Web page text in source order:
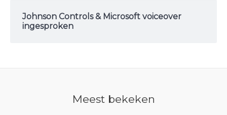
Johnson Controls & Microsoft voiceover
ingesproken
Meest bekeken